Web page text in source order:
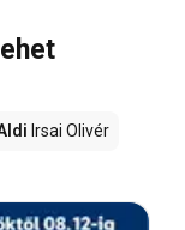
Irsai Olivér